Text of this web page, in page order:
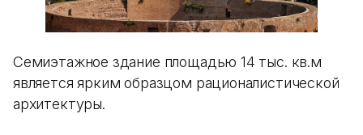
Семиэтажное здание площадью 14 тыс. кв.м
является ярким образцом рационалистической
архитектуры.